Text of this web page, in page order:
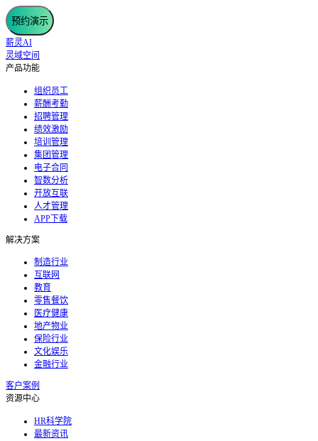
预约演示
薪灵AI
灵域空间
产品功能
组织员工
薪酬考勤
招聘管理
绩效激励
培训管理
集团管理
电子合同
智数分析
开放互联
人才管理
APP下载
解决方案
制造行业
互联网
教育
零售餐饮
医疗健康
地产物业
保险行业
文化娱乐
金融行业
客户案例
资源中心
HR科学院
最新资讯